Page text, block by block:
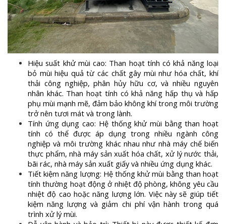
Hiệu suất khử mùi cao: Than hoạt tính có khả năng loại
bỏ mùi hiệu quả từ các chất gây mùi như hóa chất, khí
thải công nghiệp, phân hủy hữu cơ, và nhiều nguyên
nhân khác. Than hoạt tính có khả năng hấp thụ và hấp
phụ mùi mạnh mẽ, đảm bảo không khí trong môi trường
trở nên tươi mát và trong lành.
Tính ứng dụng cao: Hệ thống khử mùi bằng than hoạt
tính có thể được áp dụng trong nhiều ngành công
nghiệp và môi trường khác nhau như nhà máy chế biến
thực phẩm, nhà máy sản xuất hóa chất, xử lý nước thải,
bãi rác, nhà máy sản xuất giấy và nhiều ứng dụng khác.
Tiết kiệm năng lượng: Hệ thống khử mùi bằng than hoạt
tính thường hoạt động ở nhiệt độ phòng, không yêu cầu
nhiệt độ cao hoặc năng lượng lớn. Việc này sẽ giúp tiết
kiệm năng lượng và giảm chi phí vận hành trong quá
trình xử lý mùi.